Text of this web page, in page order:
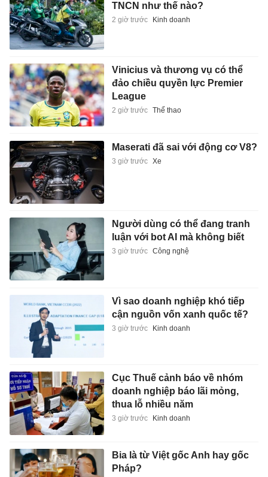
TNCN như thế nào?
2 giờ trước Kinh doanh
Vinicius và thương vụ có thể
đảo chiều quyền lực Premier
League
2 giờ trước Thể thao
Maserati đã sai với động cơ V8?
3 giờ trước Xe
Người dùng có thể đang tranh
luận với bot AI mà không biết
3 giờ trước Công nghệ
Vì sao doanh nghiệp khó tiếp
cận nguồn vốn xanh quốc tế?
3 giờ trước Kinh doanh
Cục Thuế cảnh báo về nhóm
doanh nghiệp báo lãi mỏng,
thua lỗ nhiều năm
3 giờ trước Kinh doanh
Bia là từ Việt gốc Anh hay gốc
Pháp?